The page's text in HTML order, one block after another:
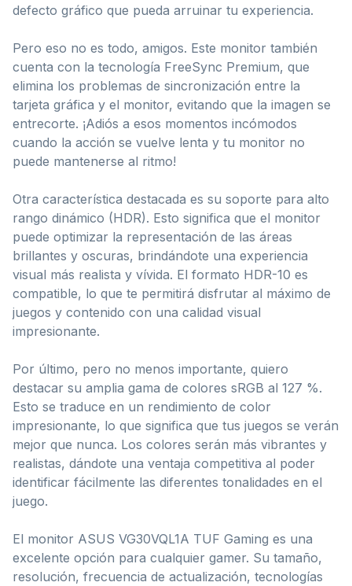
defecto gráfico que pueda arruinar tu experiencia.
Pero eso no es todo, amigos. Este monitor también
cuenta con la tecnología FreeSync Premium, que
elimina los problemas de sincronización entre la
tarjeta gráfica y el monitor, evitando que la imagen se
entrecorte. ¡Adiós a esos momentos incómodos
cuando la acción se vuelve lenta y tu monitor no
puede mantenerse al ritmo!
Otra característica destacada es su soporte para alto
rango dinámico (HDR). Esto significa que el monitor
puede optimizar la representación de las áreas
brillantes y oscuras, brindándote una experiencia
visual más realista y vívida. El formato HDR-10 es
compatible, lo que te permitirá disfrutar al máximo de
juegos y contenido con una calidad visual
impresionante.
Por último, pero no menos importante, quiero
destacar su amplia gama de colores sRGB al 127 %.
Esto se traduce en un rendimiento de color
impresionante, lo que significa que tus juegos se verán
mejor que nunca. Los colores serán más vibrantes y
realistas, dándote una ventaja competitiva al poder
identificar fácilmente las diferentes tonalidades en el
juego.
El monitor ASUS VG30VQL1A TUF Gaming es una
excelente opción para cualquier gamer. Su tamaño,
resolución, frecuencia de actualización, tecnologías